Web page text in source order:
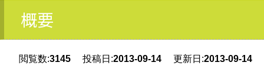
概要
閲覧数:3145 投稿日:2013-09-14 更新日:2013-09-14